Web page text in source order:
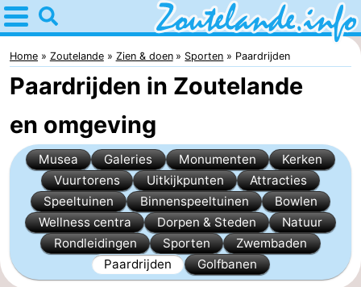
Home
Zoutelande
Tips
Voor
kinderen
Webcam
Webcam
Langstraat
Webcam
Strand
Overnachten
Home Zoutelande Zien & doen Sporten Paardrijden
Paardrijden in Zoutelande
en omgeving
Musea Galeries Monumenten
Kerken
Vuurtorens
Uitkijkpunten
Attracties
Speeltuinen
Binnenspeeltuinen
Bowlen
Wellness centra
Dorpen & Steden
Natuur
Rondleidingen
Sporten
Zwembaden
Paardrijden
Golfbanen